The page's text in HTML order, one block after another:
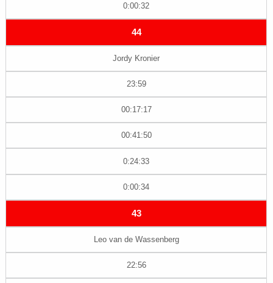
0:00:32
44
Jordy Kronier
23:59
00:17:17
00:41:50
0:24:33
0:00:34
43
Leo van de Wassenberg
22:56